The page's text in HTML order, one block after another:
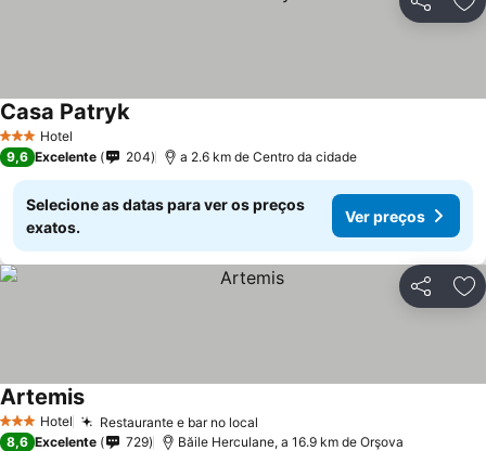
Partilhar
3 EstrelasHotel
Casa PatrykVer preços
9,6 Excelente 204 a 2.6 km de Centro da cidade
Selecione as datas para ver os preços
exatos.
Ver preços
Partilhar
3 EstrelasHotel Restaurante e bar no local
ArtemisVer preços
8,6 Excelente 729 Băile Herculane, a 16.9 km de Orşova